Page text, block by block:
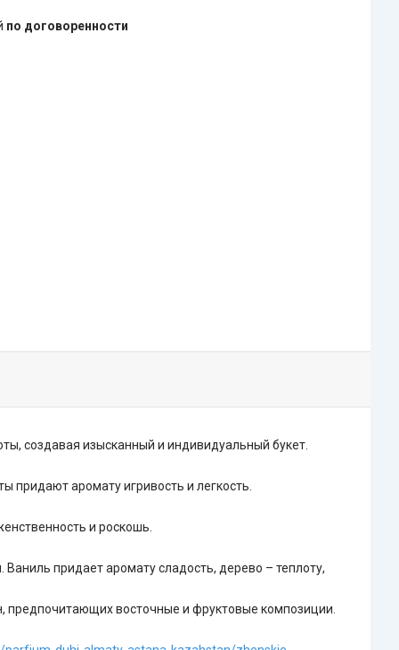
по договоренности
создавая изысканный и индивидуальный букет.
придают аромату игривость и легкость.
и роскошь.
придает аромату сладость, дерево – теплоту,
предпочитающих восточные и фруктовые композиции.